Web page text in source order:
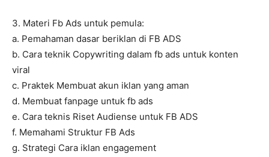
3. Materi Fb Ads untuk pemula:
a. Pemahaman dasar beriklan di FB ADS
b. Cara teknik Copywriting dalam fb ads untuk konten
viral
c. Praktek Membuat akun iklan yang aman
d. Membuat fanpage untuk fb ads
e. Cara teknis Riset Audiense untuk FB ADS
f. Memahami Struktur FB Ads
g. Strategi Cara iklan engagement